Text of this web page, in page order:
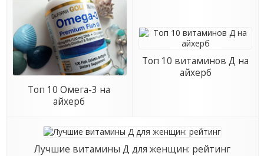
Топ 10 Омега-3 на
айхерб
Топ 10 витаминов Д на
айхерб
Лучшие витамины Д для женщин: рейтинг